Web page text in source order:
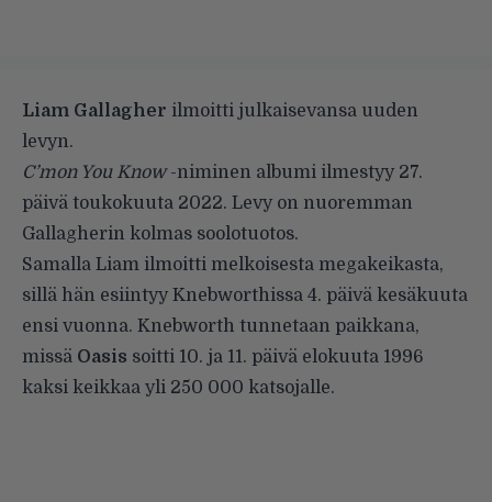
Liam Gallagher ilmoitti julkaisevansa uuden
levyn.
C’mon You Know-niminen albumi ilmestyy 27.
päivä toukokuuta 2022. Levy on nuoremman
Gallagherin kolmas soolotuotos.
Samalla Liam ilmoitti melkoisesta megakeikasta,
sillä hän esiintyy Knebworthissa 4. päivä kesäkuuta
ensi vuonna. Knebworth tunnetaan paikkana,
missä Oasis soitti 10. ja 11. päivä elokuuta 1996
kaksi keikkaa yli 250 000 katsojalle.